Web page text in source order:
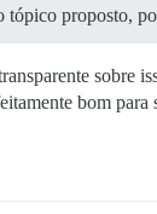
tópico proposto,
sobre
bom para